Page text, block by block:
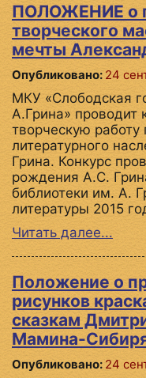
ПОЛОЖЕНИЕ о
творческого
мечты
Опубликовано: 24
МКУ «Слободская
А.Грина» проводит
творческую работу
литературного
Грина. Конкурс
рождения А.С.
библиотеки им. А.
литературы 2015
Читать далее...
Положение о
рисунков
сказкам
Мамина-
Опубликовано: 24